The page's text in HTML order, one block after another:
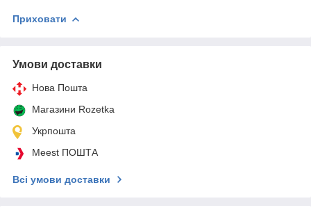
Приховати
Умови доставки
Нова Пошта
Магазини Rozetka
Укрпошта
Meest ПОШТА
Всі умови доставки